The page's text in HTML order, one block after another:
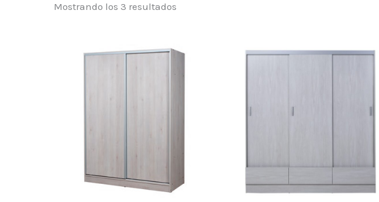
Mostrando los 3 resultados